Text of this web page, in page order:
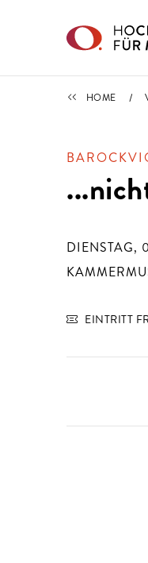
TERMINE
HOME
DIENSTAG,
EINTRITT